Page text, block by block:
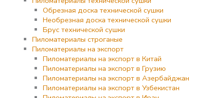
Обрезная доска технической сушки
Необрезная доска технической сушки
Брус технической сушки
Пиломатериалы строганые
Пиломатериалы на экспорт
Пиломатериалы на экспорт в Китай
Пиломатериалы на экспорт в Грузию
Пиломатериалы на экспорт в Азербайджан
Пиломатериалы на экспорт в Узбекистан